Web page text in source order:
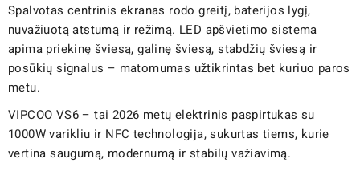
Spalvotas centrinis ekranas rodo greitį, baterijos lygį,
nuvažiuotą atstumą ir režimą. LED apšvietimo sistema
apima priekinę šviesą, galinę šviesą, stabdžių šviesą ir
posūkių signalus – matomumas užtikrintas bet kuriuo paros
metu.
VIPCOO VS6 – tai 2026 metų elektrinis paspirtukas su
1000W varikliu ir NFC technologija, sukurtas tiems, kurie
vertina saugumą, modernumą ir stabilų važiavimą.